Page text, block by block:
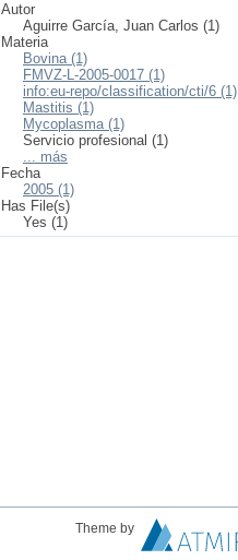
Autor
Aguirre García, Juan Carlos (1)
Materia
Bovina (1)
FMVZ-L-2005-0017 (1)
info:eu-repo/classification/cti/6 (1)
Mastitis (1)
Mycoplasma (1)
Servicio profesional (1)
... más
Fecha
2005 (1)
Has File(s)
Yes (1)
Theme by